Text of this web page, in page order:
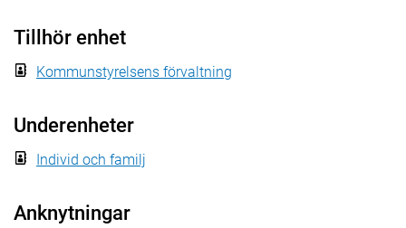
Tillhör enhet
Kommunstyrelsens förvaltning
Underenheter
Individ och familj
Anknytningar